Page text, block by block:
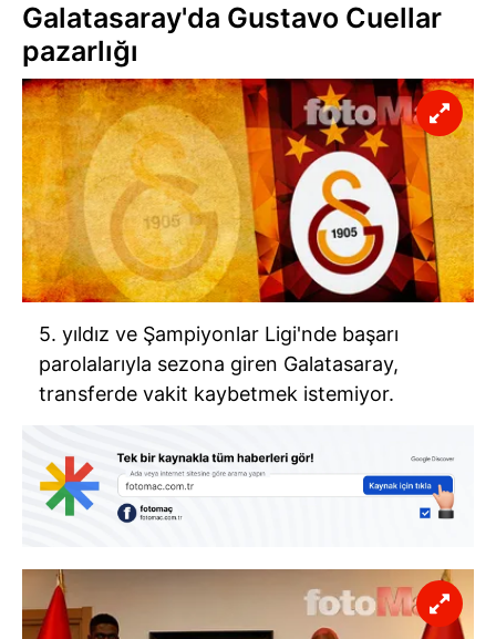
Galatasaray'da Gustavo Cuellar
pazarlığı
5. yıldız ve Şampiyonlar Ligi'nde başarı
parolalarıyla sezona giren Galatasaray,
transferde vakit kaybetmek istemiyor.